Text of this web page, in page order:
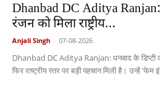
Dhanbad DC Aditya
रंजन को मिला राष्ट्रीय...
Anjali Singh - 07-08-2026
Dhanbad DC Aditya Ranjan: धनबाद के डिप्टी
फिर राष्ट्रीय स्तर पर बड़ी पहचान मिली है। उन्हें 'फेम